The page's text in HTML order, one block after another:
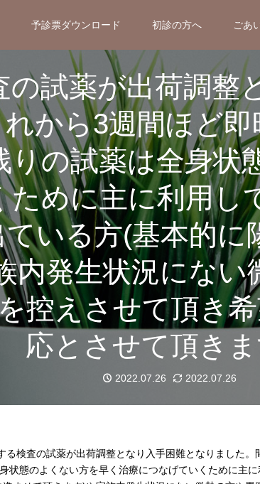
予診票ダウンロード 初診の方へ ごあ
試薬が出荷調整
から3週間ほど
りの試薬は全身状
めに主に利用し
いる方(基本的に
内発生状況にない
控えさせて頂き
応とさせて頂きま
2022.07.26 2022.07.26
る検査の試薬が出荷調整となり入手困難となりました
状態のよくない方を早く治療につなげていくために主